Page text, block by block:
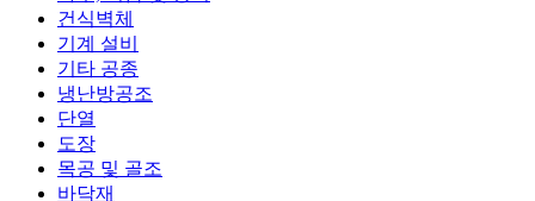
건식벽체
기계 설비
기타 공종
냉난방공조
단열
도장
목공 및 골조
바닥재